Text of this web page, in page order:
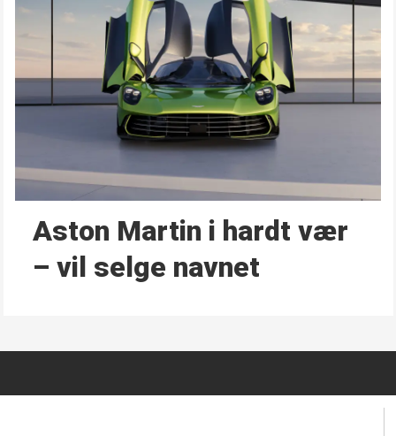
Aston Martin i hardt vær
– vil selge navnet